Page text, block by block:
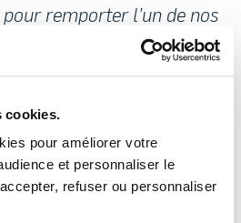
cookies.
pour améliorer votre
et personnaliser le
refuser ou personnaliser
remporter l’un de nos
sont :